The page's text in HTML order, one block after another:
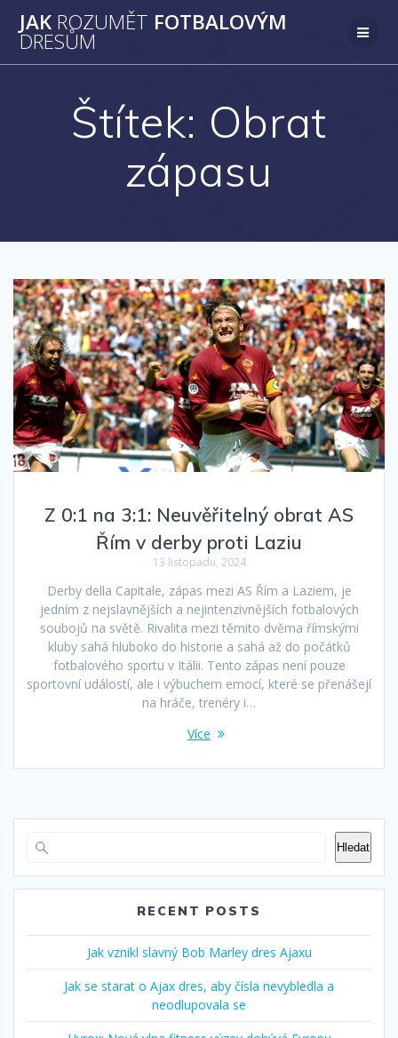
na
JAK ROZUMĚT FOTBALOVÝM
DRESŮM
Štítek: Obrat
zápasu
Z 0:1 na 3:1: Neuvěřitelný obrat AS
Řím v derby proti Laziu
13 listopadu, 2024
Derby della Capitale, zápas mezi AS Řím a Laziem, je
jedním z nejslavnějších a nejintenzivnějších fotbalových
soubojů na světě. Rivalita mezi těmito dvěma římskými
kluby sahá hluboko do historie a sahá až do počátků
fotbalového sportu v Itálii. Tento zápas není pouze
sportovní událostí, ale i výbuchem emocí, které se přenášejí
na hráče, trenéry i…
Více
Hledat
RECENT POSTS
Jak vznikl slavný Bob Marley dres Ajaxu
Jak se starat o Ajax dres, aby čísla nevybledla a
neodlupovala se